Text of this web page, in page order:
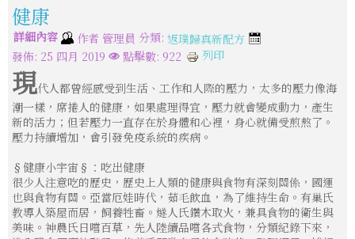
健康
詳細內容 作者 管理員 分類: 返璞歸真新配方
發佈: 25 四月 2019
點擊數: 922 列印
現代人都曾經感受到生活、工作和人際的壓力，太多的壓力像海
潮一樣，席捲人的健康，如果處理得宜，壓力就會變成動力，產生
新的活力；但若壓力一直存在於身體和心裡，身心就備受煎熬了。
壓力持續增加，會引發免疫系統的疾病。
§健康小宇宙§：吃出健康
很少人注意吃的歷史，歷史上人類的健康與食物有深刻關係，國運
也與食物有關。亞當厄娃時代，茹毛飲血，為了維持生命。有巢氏
教導人築屋而居，飼養牲畜。燧人氏鑽木取火，兼具食物的衛生與
美味。神農氏日嚐百草，先人陸續品嚐各式食物，分類紀錄下來，